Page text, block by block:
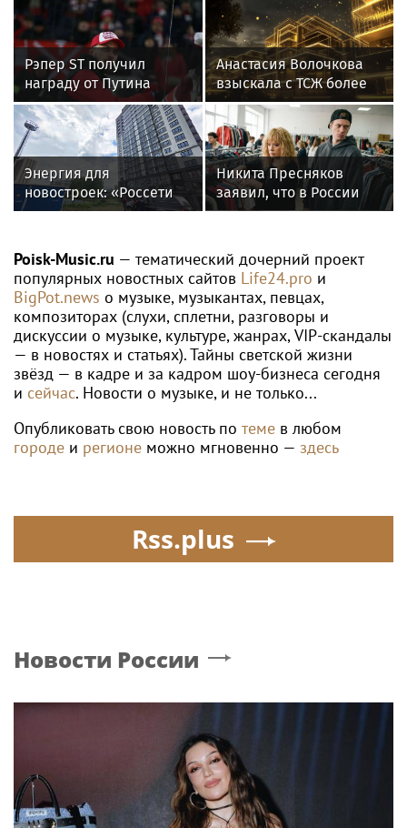
Рэпер ST получил
награду от Путина
Анастасия Волочкова
взыскала с ТСЖ более
5,2 млн рублей за
затопление
Энергия для
новостроек: «Россети
Новосибирск»
МВт мощности для
новых жилых
кварталов
Никита Пресняков
заявил, что в России
его обидели. И
Poisk-Music.ru — тематический дочерний проект
популярных новостных сайтов Life24.pro и
BigPot.news о музыке, музыкантах, певцах,
композиторах (слухи, сплетни, разговоры и
дискуссии о музыке, культуре, жанрах, VIP-скандалы
— в новостях и статьях). Тайны светской жизни
звёзд — в кадре и за кадром шоу-бизнеса сегодня
и сейчас. Новости о музыке, и не только...
Опубликовать свою новость по теме в любом
городе и регионе можно мгновенно — здесь
Rss.plus
Новости России